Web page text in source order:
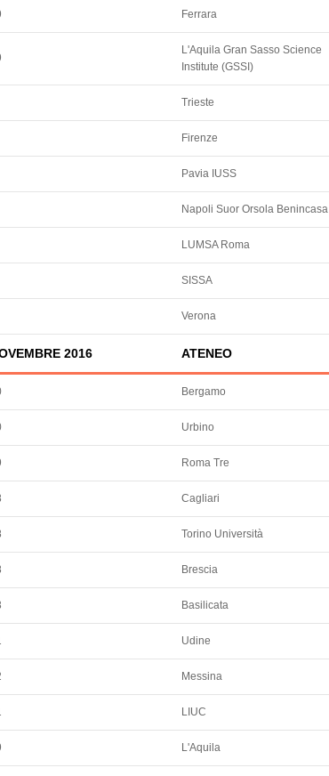
Ferrara
L'Aquila Gran Sasso Science
Institute (GSSI)
Trieste
Firenze
Pavia IUSS
Napoli Suor Orsola Benincasa
LUMSA Roma
SISSA
Verona
2016 ATENEO
Bergamo
Urbino
Roma Tre
Cagliari
Torino Università
Brescia
Basilicata
Udine
Messina
LIUC
L'Aquila